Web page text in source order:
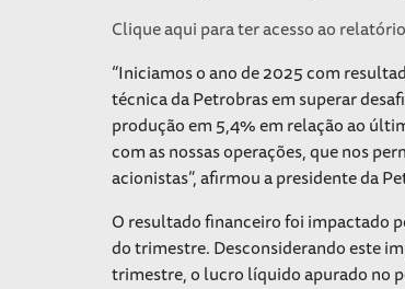
Clique aqui para ter acesso ao
“Iniciamos o ano de 2025 com
técnica da Petrobras em superar
produção em 5,4% em relação ao
com as nossas operações, que nos
acionistas”, afirmou a presidente da
O resultado financeiro foi impactado
do trimestre. Desconsiderando este
trimestre, o lucro líquido apurado no